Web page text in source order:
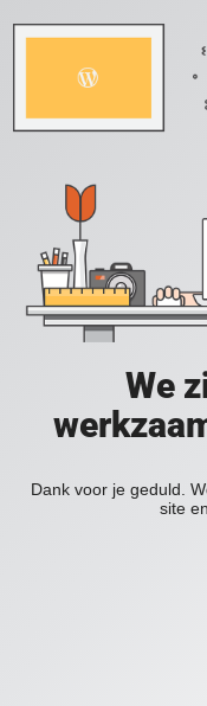
We
Dank voor je geduld.
site